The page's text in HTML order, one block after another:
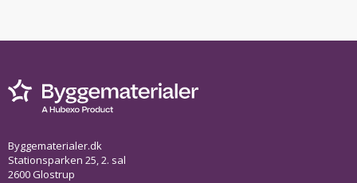
Byggematerialer.dk
Stationsparken 25, 2. sal
2600 Glostrup